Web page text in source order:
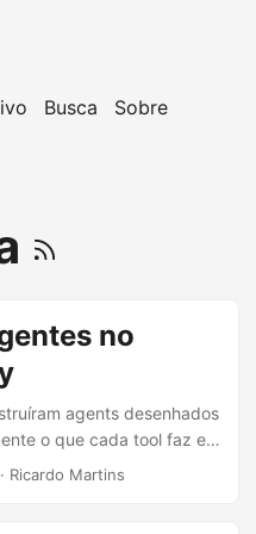
Busca Sobre
no
agents desenhados
o que cada tool faz e
o quê. Isso funciona
· Ricardo Martins